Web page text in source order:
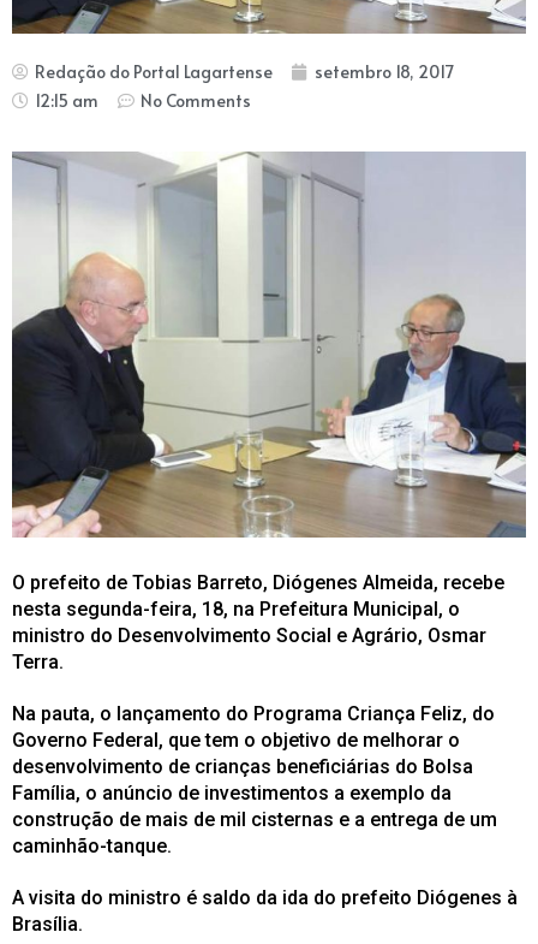
Redação do Portal Lagartense
setembro 18, 2017
12:15 am
No Comments
O prefeito de Tobias Barreto, Diógenes Almeida, recebe
nesta segunda-feira, 18, na Prefeitura Municipal, o
ministro do Desenvolvimento Social e Agrário, Osmar
Terra.
Na pauta, o lançamento do Programa Criança Feliz, do
Governo Federal, que tem o objetivo de melhorar o
desenvolvimento de crianças beneficiárias do Bolsa
Família, o anúncio de investimentos a exemplo da
construção de mais de mil cisternas e a entrega de um
caminhão-tanque.
A visita do ministro é saldo da ida do prefeito Diógenes à
Brasília.